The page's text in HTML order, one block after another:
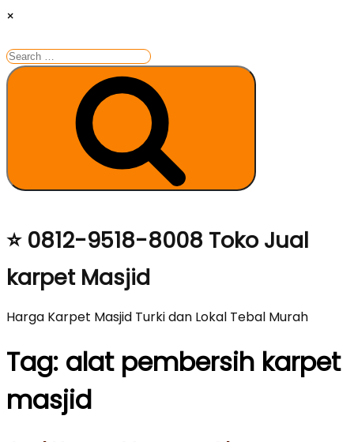
×
Search
for:
Search
Skip
to
content
⭐ 0812-9518-8008 Toko Jual
karpet Masjid
Harga Karpet Masjid Turki dan Lokal Tebal Murah
Tag: alat pembersih karpet
masjid